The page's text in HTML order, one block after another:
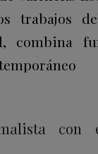
trabajos
combina
con